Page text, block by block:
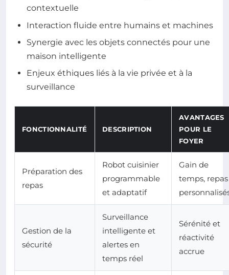
contextuelle
Interaction fluide entre humains et machines
Synergie avec les objets connectés pour une
maison intelligente
Enjeux éthiques liés à la vie privée et à la
surveillance
FONCTIONNALITÉ DESCRIPTION
AVANTAGES
POUR LE
FOYER
Préparation des
repas
Robot cuisinier
programmable
et adaptatif
Gain de
temps, repas
Gestion de la
sécurité
Surveillance
intelligente et
alertes en
temps réel
Sérénité et
réactivité
accrue